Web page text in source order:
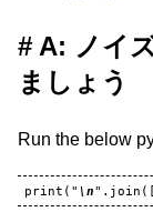
A: ノイ
ましょう
Run the below
print ( " \n" . join ([